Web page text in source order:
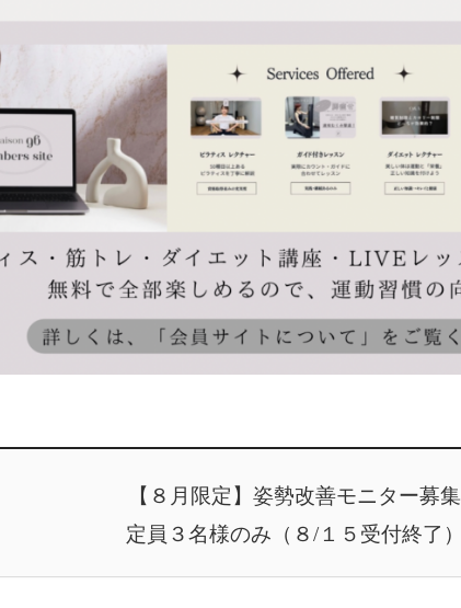
【８月限定】姿勢改善モニター募集
定員３名様のみ（８/１５受付終了）